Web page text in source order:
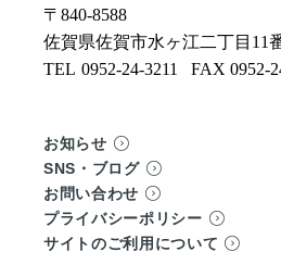
〒840-8588
佐賀県佐賀市水ヶ江二丁目11
TEL 0952-24-3211 FAX 0952-
お知らせ
SNS・ブログ
お問い合わせ
プライバシーポリシー
サイトのご利用について